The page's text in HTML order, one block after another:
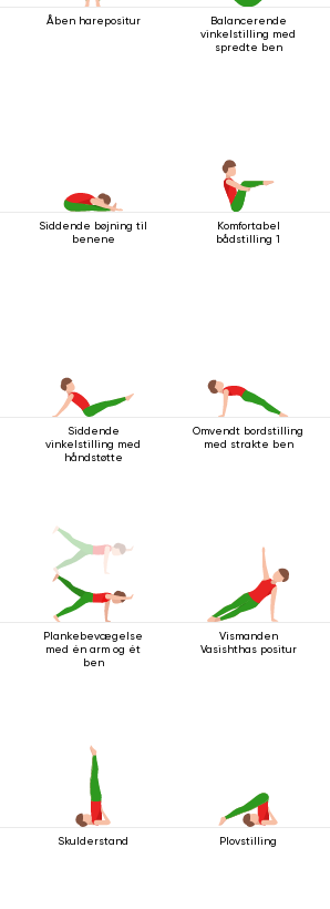
Åben harepositur
Balancerende
vinkelstilling med
spredte ben
Siddende bøjning til
benene
Komfortabel
bådstilling 1
Siddende
vinkelstilling med
håndstøtte
Omvendt bordstilling
med strakte ben
Plankebevægelse
med én arm og ét
ben
Vismanden
Vasishthas positur
Skulderstand Plovstilling